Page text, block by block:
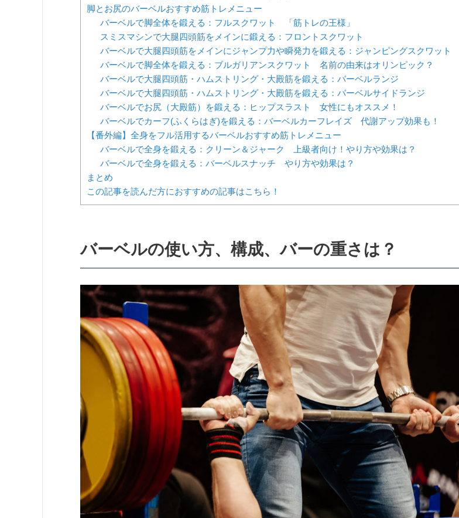
脚とお尻のバーベルおすすめ筋トレメニュー
バーベルで脚全体を鍛える：フルスクワット 「筋トレの王様」
スミスマシンで大腿四頭筋をメインに鍛える：フロントスクワット
バーベルで大腿四頭筋をメインにジャンプ力や瞬発力を鍛える：ジャンピングスクワット
バーベルで脚全体を鍛える：ブルガリアンスクワット 名前の由来はオリンピック？
バーベルで大腿四頭筋・ハムストリング・大殿筋を鍛える：バーベルランジ
バーベルで大腿四頭筋・ハムストリング・大殿筋を鍛える：バーベルサイドランジ
バーベルでお尻（大殿筋）を鍛える：ヒップスラスト 女性にもオススメ！
バーベルでカーフ(ふくらはぎ)を鍛える：バーベルカーフレイズ 代謝アップ効果も！
【番外編】全身をフル活用するバーベルおすすめ筋トレメニュー
バーベルで全身を鍛える：クリーン＆ジャーク 上級者向け！やり方や効果は？
バーベルで全身を鍛える：バーベルスナッチ やり方や効果は？
まとめ
この記事を読んだ方におすすめの記事はこちら！
バーベルの使い方、構成、バーの重さは？